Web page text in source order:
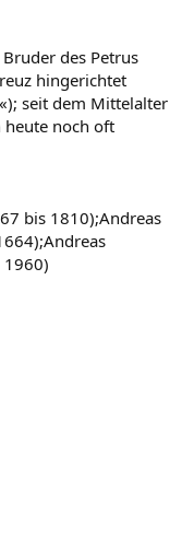
des Petrus
hingerichtet
seit dem Mittelalter
heute noch oft
bis 1810);Andreas
1960)